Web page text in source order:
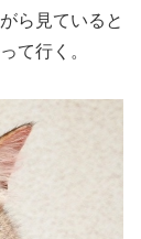
ら見ていると
て行く 。